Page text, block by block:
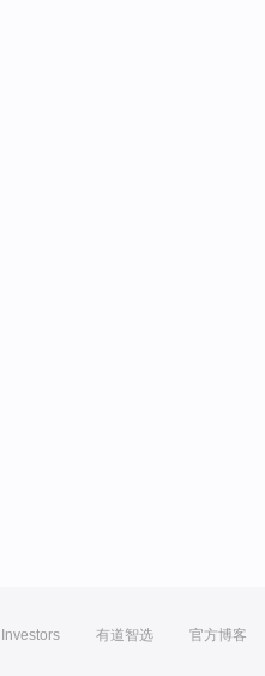
Investors 有道智选 官方博客